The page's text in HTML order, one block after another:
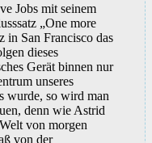
Jobs mit seinem
„One more
in San Francisco das
dieses
Gerät binnen nur
unseres
wurde, so wird man
denn wie Astrid
von morgen
von der